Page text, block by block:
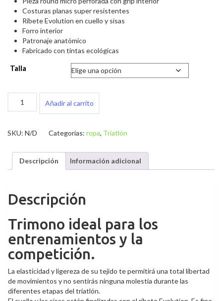
Costuras planas super resistentes
Ribete Evolution en cuello y sisas
Forro interior
Patronaje anatómico
Fabricado con tintas ecológicas
Talla
Triatlón
distancia
Añadir al carrito
SKU: N/D Categorías: ropa, Triatlón
Descripción Información adicional
Descripción
Trimono ideal para los
entrenamientos y la
competición.
La elasticidad y ligereza de su tejido te permitirá una total libertad
de movimientos y no sentirás ninguna molestia durante las
diferentes etapas del triatlón.